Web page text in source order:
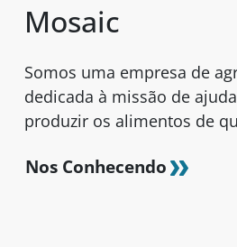
Mosaic
Somos uma empresa de
dedicada à missão de
produzir os alimentos de
Nos Conhecendo